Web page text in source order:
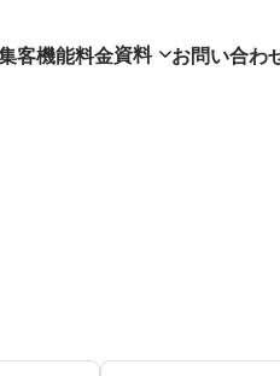
客機能料金資料 お問い合わ